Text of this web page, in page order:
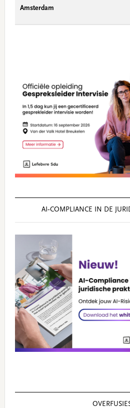
Amsterdam
AI‑COMPLIANCE IN DE